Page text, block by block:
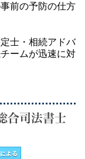
前の予防の仕方
士・相続アドバ
ームが迅速に対
合司法書士